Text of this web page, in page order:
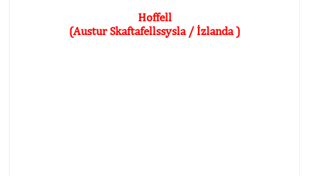
Hoffell
(Austur Skaftafellssysla / İzlanda )